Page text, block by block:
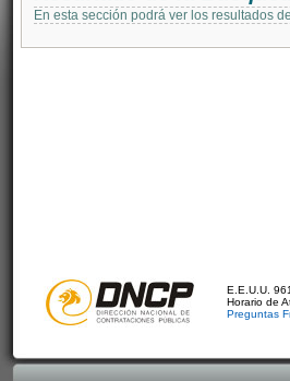
En esta sección podrá ver los resultados
E.E.U.U.
Horario de
Preguntas